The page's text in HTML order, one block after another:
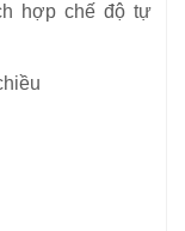
hợp chế độ tự